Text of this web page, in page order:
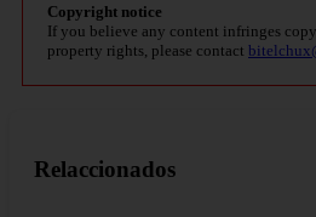
Copyright notice
If you believe any content infringes
property rights, please contact
Relaccionados